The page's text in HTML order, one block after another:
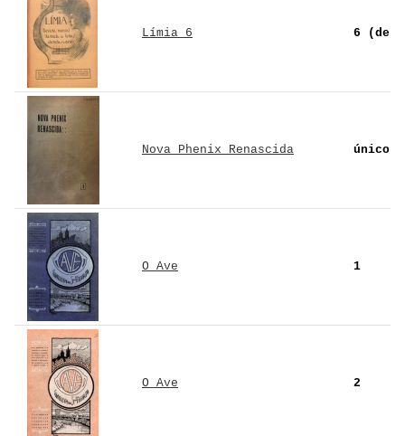
Límia 6 6 (de
Nova Phenix Renascida único
O Ave 1
O Ave 2